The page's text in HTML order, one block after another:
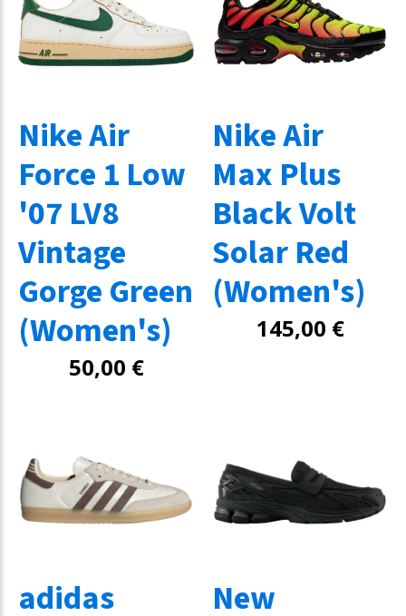
Nike Air
Force 1 Low
'07 LV8
Vintage
Gorge Green
(Women's)
50,00 €
Nike Air
Max Plus
Black Volt
Solar Red
(Women's)
145,00 €
adidas
New